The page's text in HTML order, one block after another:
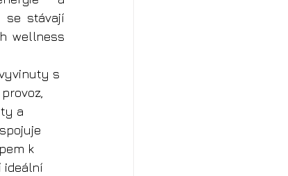
se stávají
wellness
s
a
k
ideální